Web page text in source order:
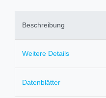
Beschreibung
Weitere Details
Datenblätter